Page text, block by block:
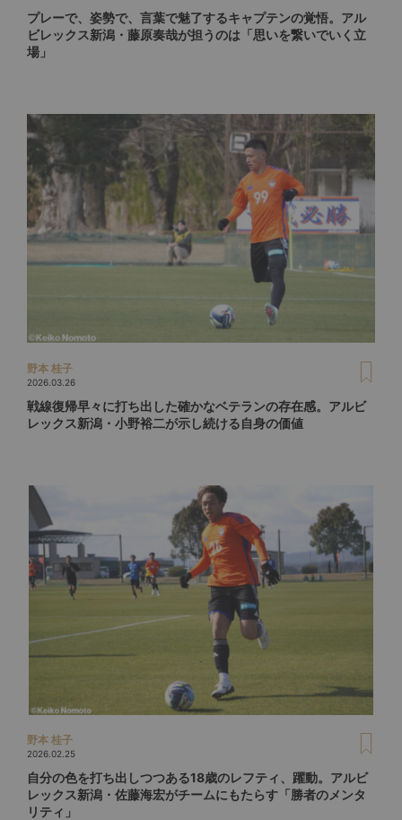
プレーで、姿勢で、言葉で魅了するキャプテンの覚悟。アル
ビレックス新潟・藤原奏哉が担うのは「思いを繋いでいく立
場」
野本 桂子
2026.03.26
戦線復帰早々に打ち出した確かなベテランの存在感。アルビ
レックス新潟・小野裕二が示し続ける自身の価値
野本 桂子
2026.02.25
自分の色を打ち出しつつある18歳のレフティ、躍動。アルビ
レックス新潟・佐藤海宏がチームにもたらす「勝者のメンタ
リティ」